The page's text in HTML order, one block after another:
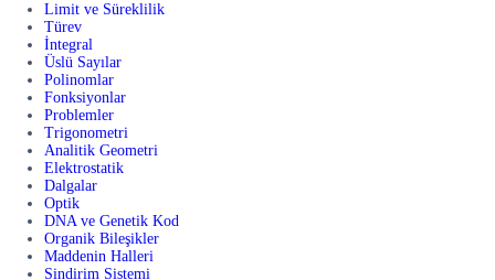
Limit ve Süreklilik
Türev
İntegral
Üslü Sayılar
Polinomlar
Fonksiyonlar
Problemler
Trigonometri
Analitik Geometri
Elektrostatik
Dalgalar
Optik
DNA ve Genetik Kod
Organik Bileşikler
Maddenin Halleri
Sindirim Sistemi